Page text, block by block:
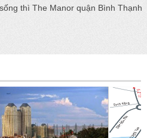
thì The Manor quận Bình Thạnh